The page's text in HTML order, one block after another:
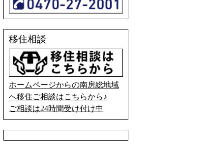
移住相談
ホームページからの南房総地域
へ移住ご相談はこちらから♪
ご相談は24時間受け付け中